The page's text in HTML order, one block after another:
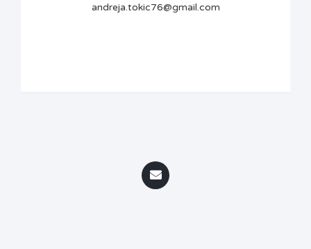
andreja.tokic76@gmail.com